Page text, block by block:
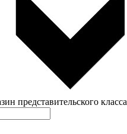
представительского класса